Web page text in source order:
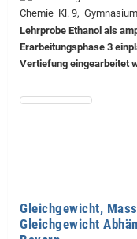
Chemie Kl. 9,
Lehrprobe Ethanol als
Erarbeitungsphase 3
Vertiefung eingearbeitet
Gleichgewicht,
Gleichgewicht